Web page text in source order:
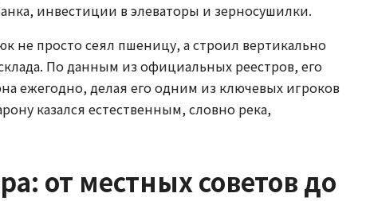
инвестиции в элеваторы и зерносушилки.
не просто сеял пшеницу, а строил вертикально
По данным из официальных реестров, его
ежегодно, делая его одним из ключевых игроков
казался естественным, словно река,
от местных советов до